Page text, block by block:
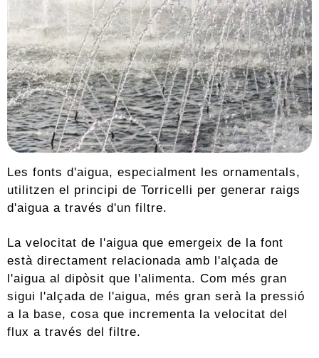
Les fonts d'aigua, especialment les ornamentals,
utilitzen el principi de Torricelli per generar raigs
d'aigua a través d'un filtre.
La velocitat de l'aigua que emergeix de la font
està directament relacionada amb l'alçada de
l'aigua al dipòsit que l'alimenta. Com més gran
sigui l'alçada de l'aigua, més gran serà la pressió
a la base, cosa que incrementa la velocitat del
flux a través del filtre.